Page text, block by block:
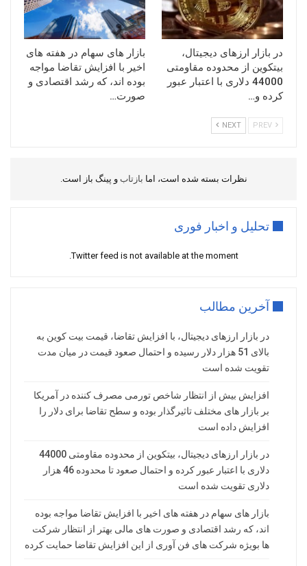
در بازار ارزهای دیجیتال،
بیتکوین از محدوده مقاومتی
44000 دلاری با اعتبار عبور
کرده و…
بازار های سهام در هفته های
اخیر با افزایش تقاضا مواجه
بوده اند، که رشد اقتصادی و
صورت…
NEXT
نظرات بسته شده است، اما بازتابو پینگ باز است.
تحلیل و اخبار فوری
Twitter feed is not available at the moment.
آخرین مطالب
در بازار ارزهای دیجیتال، با افزایش تقاضا، قیمت بیت کوین به
بالای 51 هزار دلار رسیده و احتمال صعود قیمت در میان مدت
تقویت شده است
افزایش بیش از انتظار شاخص تورمی مصرف کننده در آمریکا
بر بازار های مختلف تاثیرگذار بوده و سطح تقاضا برای دلار را
افزایش داده است
در بازار ارزهای دیجیتال، بیتکوین از محدوده مقاومتی 44000
دلاری با اعتبار عبور کرده و احتمال صعود تا محدوده 46 هزار
دلاری تقویت شده است
بازار های سهام در هفته های اخیر با افزایش تقاضا مواجه بوده
اند، که رشد اقتصادی و صورت های مالی بهتر از انتظار شرکت
ها بویژه شرکت های فن آوری از این افزایش تقاضا حمایت کرده